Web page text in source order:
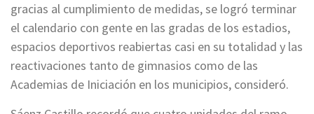
gracias al cumplimiento de medidas, se logró terminar
el calendario con gente en las gradas de los estadios,
espacios deportivos reabiertas casi en su totalidad y las
reactivaciones tanto de gimnasios como de las
Academias de Iniciación en los municipios, consideró.